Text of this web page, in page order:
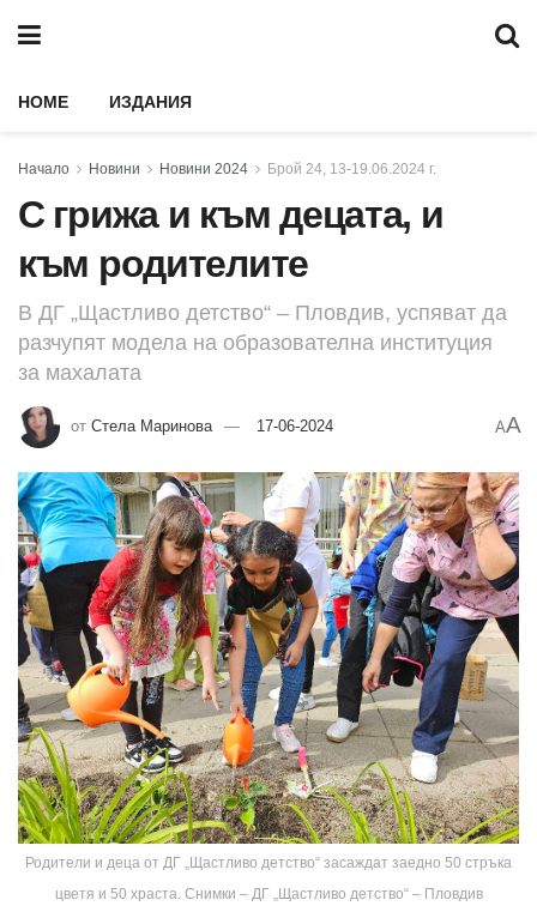
HOME ИЗДАНИЯ
Начало Новини Новини 2024 Брой 24, 13-19.06.2024 г.
С грижа и към децата, и
към родителите
В ДГ „Щастливо детство“ – Пловдив, успяват да
разчупят модела на образователна институция
за махалата
от Стела Маринова 17-06-2024 AA
Родители и деца от ДГ „Щастливо детство“ засаждат заедно 50 стръка
цветя и 50 храста. Снимки – ДГ „Щастливо детство“ – Пловдив